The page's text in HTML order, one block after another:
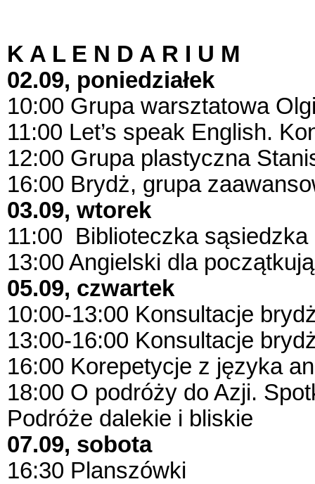
K A L E N D A R I U M
02.09, poniedziałek
10:00 Grupa warsztatowa
11:00 Let’s speak English.
12:00 Grupa plastyczna
16:00 Brydż, grupa
03.09, wtorek
11:00 Biblioteczka sąsiedzka
13:00 Angielski dla
05.09, czwartek
10:00-13:00 Konsultacje
13:00-16:00 Konsultacje
16:00 Korepetycje z języka
18:00 O podróży do Azji.
Podróże dalekie i bliskie
07.09, sobota
16:30 Planszówki